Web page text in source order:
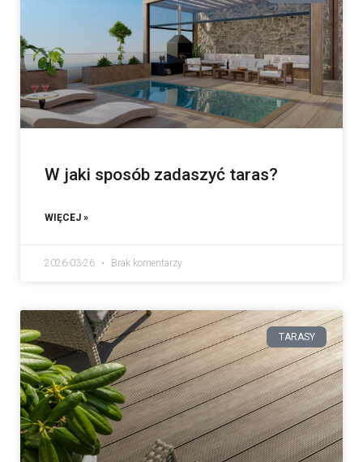
W jaki sposób zadaszyć taras?
WIĘCEJ »
2026-03-26 Brak komentarzy
TARASY